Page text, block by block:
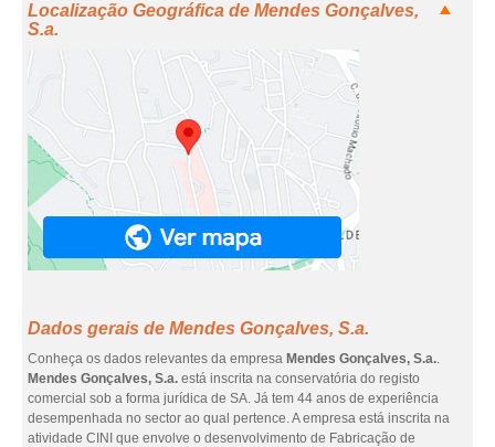
Localização Geográfica de Mendes Gonçalves,
S.a.
Dados gerais de Mendes Gonçalves, S.a.
Conheça os dados relevantes da empresa Mendes Gonçalves, S.a..
Mendes Gonçalves, S.a. está inscrita na conservatória do registo
comercial sob a forma jurídica de SA. Já tem 44 anos de experiência
desempenhada no sector ao qual pertence. A empresa está inscrita na
atividade CINI que envolve o desenvolvimento de Fabricação de